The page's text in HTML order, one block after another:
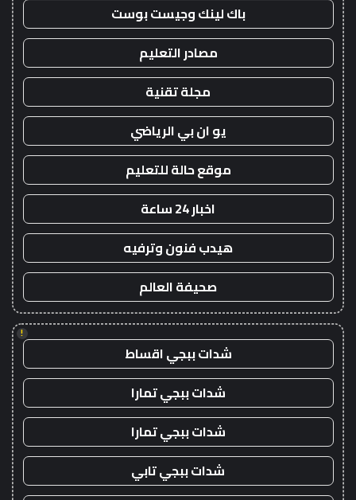
باك لينك وجيست بوست
مصادر التعليم
مجلة تقنية
يو ان بي الرياضي
موقع حالة للتعليم
اخبار 24 ساعة
هيدب فنون وترفيه
صحيفة العالم
!
شدات ببجي اقساط
شدات ببجي تمارا
شدات ببجي تمارا
شدات ببجي تابي